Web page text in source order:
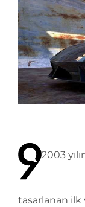
2003
tasarlanan ilk